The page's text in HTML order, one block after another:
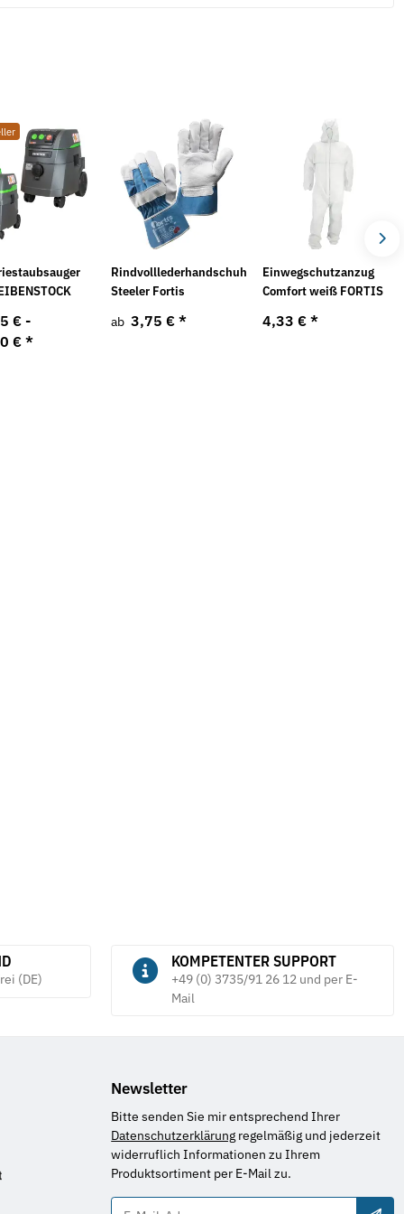
€ -
€*
Rindvolllederhandschuh
Steeler Fortis
ab 3,75 € *
Einwegschutzanzug
Comfort weiß FORTIS
4,33 €*
(DE)
KOMPETENTER SUPPORT
+49 (0) 3735/91 26 12 und per E-
Mail
Newsletter
Bitte senden Sie mir entsprechend Ihrer
Datenschutzerklärung regelmäßig und jederzeit
widerruflich Informationen zu Ihrem
Produktsortiment per E-Mail zu.